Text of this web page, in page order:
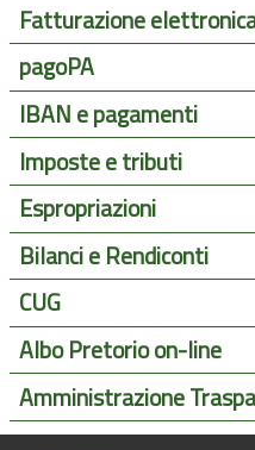
Fatturazione
pagoPA
IBAN e pagamenti
Imposte e tributi
Espropriazioni
Bilanci e Rendiconti
CUG
Albo Pretorio on-line
Amministrazione